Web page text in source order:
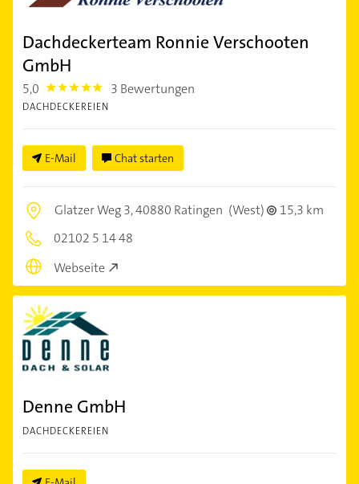
Dachdeckerteam Ronnie Verschooten
GmbH
5,0 5.0 3 Bewertungen
DACHDECKEREIEN
E-Mail Chat starten
Glatzer Weg 3,40880 Ratingen (West)
15,3 km
02102 5 14 48
Webseite
Denne GmbH
DACHDECKEREIEN